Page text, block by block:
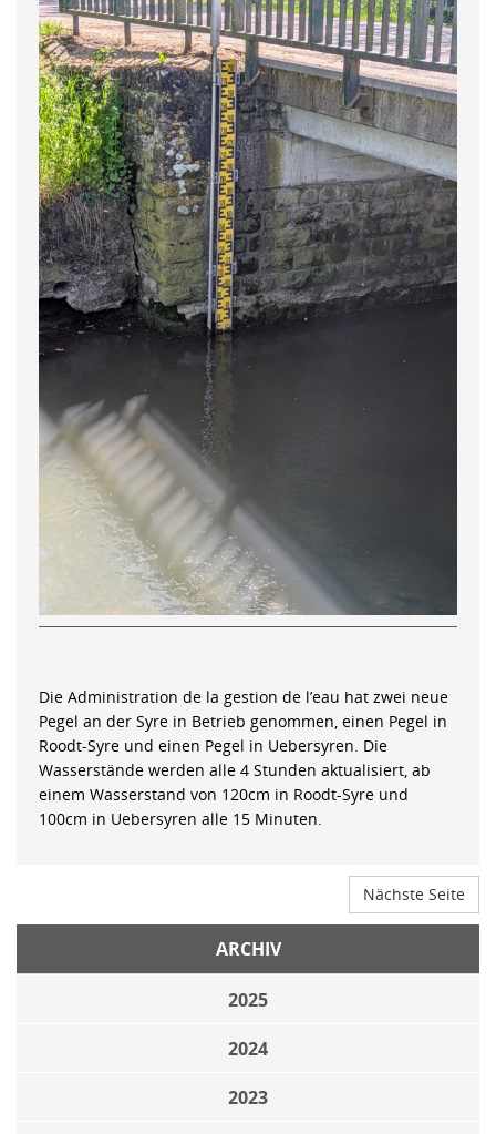
Die Administration de la gestion de l’eau hat zwei neue
Pegel an der Syre in Betrieb genommen, einen Pegel in
Roodt-Syre und einen Pegel in Uebersyren. Die
Wasserstände werden alle 4 Stunden aktualisiert, ab
einem Wasserstand von 120cm in Roodt-Syre und
100cm in Uebersyren alle 15 Minuten.
Nächste Seite
ARCHIV
2025
2024
2023